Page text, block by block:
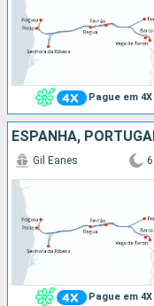
Pague em 4X
ESPANHA,
Pague em 4X
Gil Eanes